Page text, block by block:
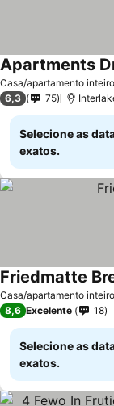
Casa/apartamento inteiro
Apartments
6,3 75
Selecione as
exatos.
Casa/apartamento inteiro
Friedmatte
8,6 Excelente 18
Selecione as
exatos.